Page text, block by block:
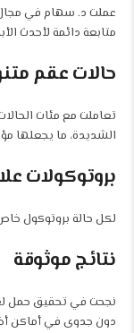
عملت د. سهام في
متابعة دائمة لأحدث
حالات عقم
تعاملت مع مئات
الشديدة، ما يجعلها
بروتوكولات
لكل حالة بروتوكول
نتائج موثوقة
نجحت في تحقيق حمل
دون جدوى في أماكن